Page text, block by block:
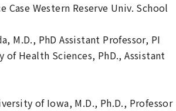
Western Reserve Univ. School
PhD Assistant Professor, PI
Health Sciences, PhD., Assistant
of Iowa, M.D., Ph.D., Professor